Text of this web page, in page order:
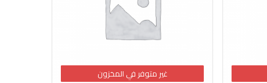
غير متوفر في المخزون
غير متوفر في المخزون